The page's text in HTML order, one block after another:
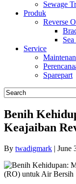
Sewage
Produk
Reverse
Service
Sparepart
Benih
Keajaiban
By twadigmark | June